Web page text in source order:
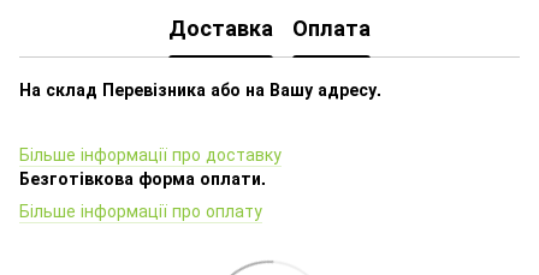
Доставка Оплата
На склад Перевізника або на Вашу адресу.
Більше інформації про доставку
Безготівкова форма оплати.
Більше інформації про оплату